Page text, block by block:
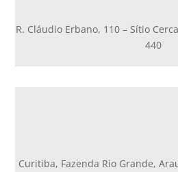
R. Cláudio Erbano, 110 – Sítio
440
Curitiba, Fazenda Rio Grande,